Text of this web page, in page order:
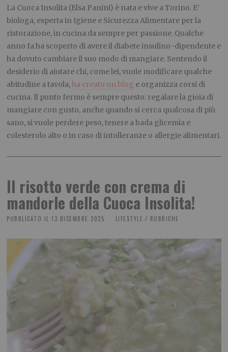
La Cuoca Insolita (Elsa Panini) è nata e vive a Torino. E’
biologa, esperta in Igiene e Sicurezza Alimentare per la
ristorazione, in cucina da sempre per passione. Qualche
anno fa ha scoperto di avere il diabete insulino-dipendente e
ha dovuto cambiare il suo modo di mangiare. Sentendo il
desiderio di aiutare chi, come lei, vuole modificare qualche
abitudine a tavola,ha creato un blog e organizza corsi di
cucina. Il punto fermo è sempre questo: regalare la gioia di
mangiare con gusto, anche quando si cerca qualcosa di più
sano, si vuole perdere peso, tenere a bada glicemia e
colesterolo alto o in caso di intolleranze o allergie alimentari.
Il risotto verde con crema di
mandorle della Cuoca Insolita!
PUBBLICATO IL 13 DICEMBRE 2025 LIFESTYLE / RUBRICHE